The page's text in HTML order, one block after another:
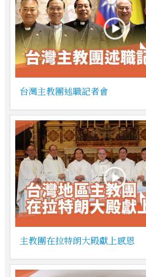
台灣主教團述職記者會
主教團在拉特朗大殿獻上感恩